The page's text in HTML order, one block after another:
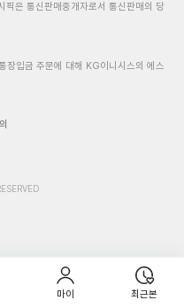
마이 최근본
은 통신판매중개자로서 통신판매의 당
장입금 주문에 대해 KG이니시스의 에스